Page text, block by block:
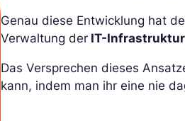
Genau diese Entwicklung hat
Verwaltung der IT-
Das Versprechen dieses
kann, indem man ihr eine nie